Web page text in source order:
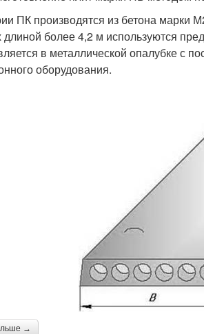
ПК производятся из бетона марки
длиной более 4,2 м используются
в металлической опалубке с
оборудования.
→